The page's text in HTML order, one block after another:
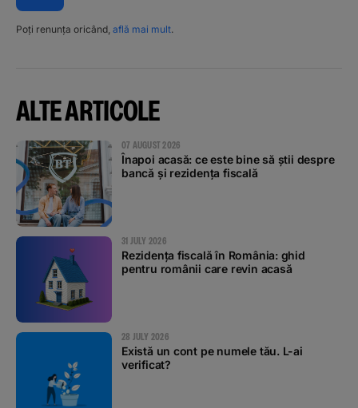
Poți renunța oricând, află mai mult.
ALTE ARTICOLE
07 AUGUST 2026
Înapoi acasă: ce este bine să știi despre
bancă și rezidența fiscală
31 JULY 2026
Rezidența fiscală în România: ghid
pentru românii care revin acasă
28 JULY 2026
Există un cont pe numele tău. L-ai
verificat?